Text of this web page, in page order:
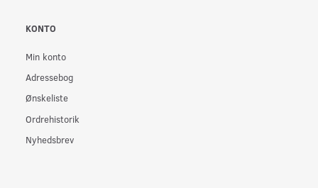
KONTO
Min konto
Adressebog
Ønskeliste
Ordrehistorik
Nyhedsbrev